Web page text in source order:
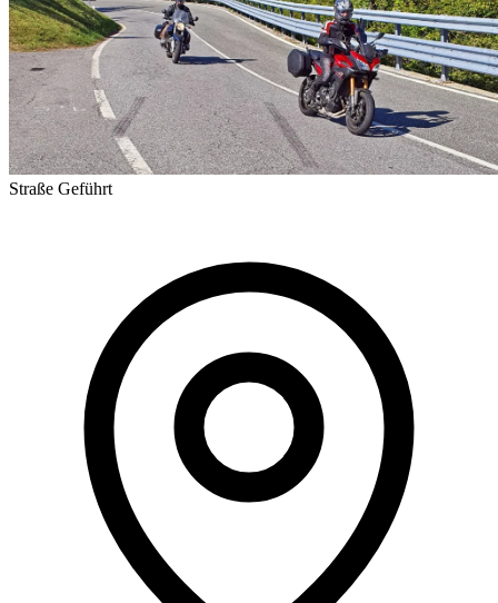
Straße Geführt